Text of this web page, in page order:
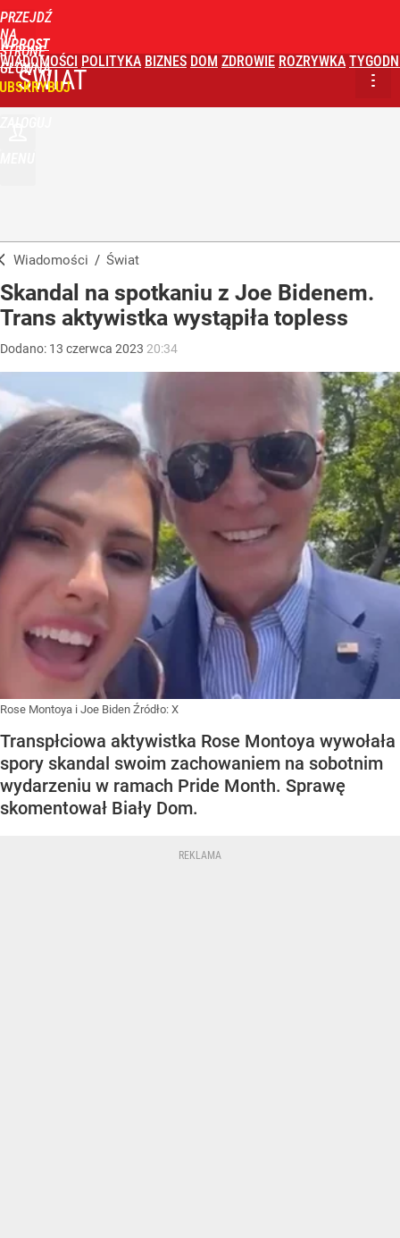
PRZEJDŹ
NA
STRONĘ
GŁÓWNĄ
WPROST
WIADOMOŚCI POLITYKA BIZNES DOM ZDROWIE ROZRYWKA
ŚWIAT
Wiadomości / Świat
Skandal na spotkaniu z Joe Bidenem.
Trans aktywistka wystąpiła topless
Dodano: 13 czerwca 2023 20:34
Rose Montoya i Joe Biden Źródło: X
Transpłciowa aktywistka Rose Montoya wywołała
spory skandal swoim zachowaniem na sobotnim
wydarzeniu w ramach Pride Month. Sprawę
skomentował Biały Dom.